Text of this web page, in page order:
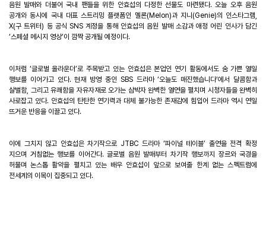
음원 발매와 더불어 국내 팬들을 위한 안효섭의 다정한 선물도 마련됐다.오늘 오후 음원
공개와 동시에 국내 대표 스트리밍 플랫폼인 멜론(Melon)과 지니 (Genie)의 인스타그램
X(구 트위터) 등 공식 SNS계정을 통해 안효섭의 음원 발매 소감과 애정 어린 인사가 담긴
‘스페셜 메시지 영상’이 깜짝 공개될 예정이다.
이처럼 ‘글로벌 올라운더’로 주목받고 있는 안효섭은 본업인 연기 활동에서도 숨 가쁜 열일
행보를 이어가고 있다.현재 방영 중인 SBS 드라마‘오늘도 매진했습니다’에서 달콤함과
살벌함, 그리고 유쾌함을 자유자재로 오가는 삼박자 완벽한 열연을 펼치며 시청자들을 완벽히
사로잡고 있다. 안효섭의 탄탄한 연기력과 대체 불가능한 존재감에 힘입어 드라마 역시 연일
뜨거운 반응을 이끌고 있다.
이에 그치지 않고 안효섭은 차기작으로 JTBC드라마 ‘파이널 테이블’ 출연을 전격 확정
지으며 거침없는 행보를 이어간다. 글로벌 음원 발매부터 차기작 행보까지 장르와 국경을
허물며 논스톱 활약을 펼치고 있는 배우 안효섭이 앞으로 보여줄 한계 없는 스펙트럼에
전세계의 이목이 집중되고 있다.